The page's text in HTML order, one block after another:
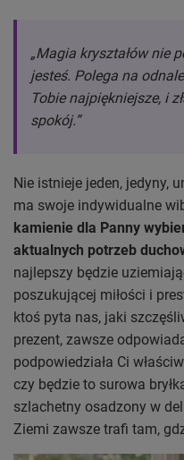
„Magia kryształów nie
jesteś. Polega na
Tobie najpiękniejsze, i
spokój.”
Nie istnieje jeden, jedyny,
ma swoje indywidualne
kamienie dla Panny
aktualnych potrzeb
najlepszy będzie
poszukującej miłości i
ktoś pyta nas, jaki
prezent, zawsze
podpowiedziała Ci
czy będzie to surowa
szlachetny osadzony w
Ziemi zawsze trafi tam,